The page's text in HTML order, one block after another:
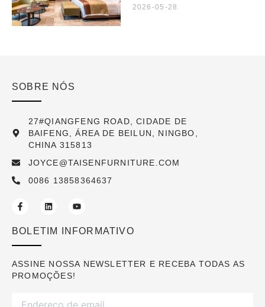
2026-05-28
SOBRE NÓS
27#QIANGFENG ROAD, CIDADE DE
BAIFENG, ÁREA DE BEILUN, NINGBO,
CHINA 315813
JOYCE@TAISENFURNITURE.COM
0086 13858364637
BOLETIM INFORMATIVO
ASSINE NOSSA NEWSLETTER E RECEBA TODAS AS
PROMOÇÕES!